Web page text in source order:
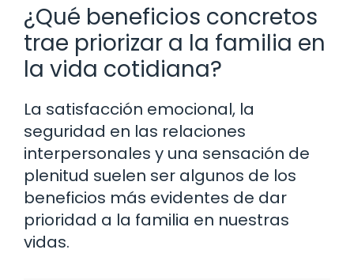
¿Qué beneficios concretos
trae priorizar a la familia en
la vida cotidiana?
La satisfacción emocional, la
seguridad en las relaciones
interpersonales y una sensación de
plenitud suelen ser algunos de los
beneficios más evidentes de dar
prioridad a la familia en nuestras
vidas.